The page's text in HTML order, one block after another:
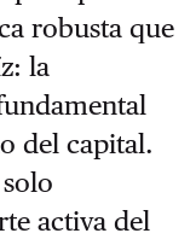
robusta que
la
del capital.
activa del